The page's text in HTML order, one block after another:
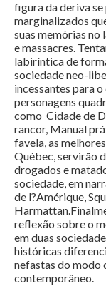
figura da deriva se
marginalizados
suas memórias
e massacres.
labiríntica de
sociedade neo-
incessantes para
personagens
como Cidade de
rancor, Manual
favela, as
Québec, servirão
drogados e
sociedade, em
de l?Amérique,
reflexão sobre o
em duas
históricas
nefastas do modo
contemporâneo.